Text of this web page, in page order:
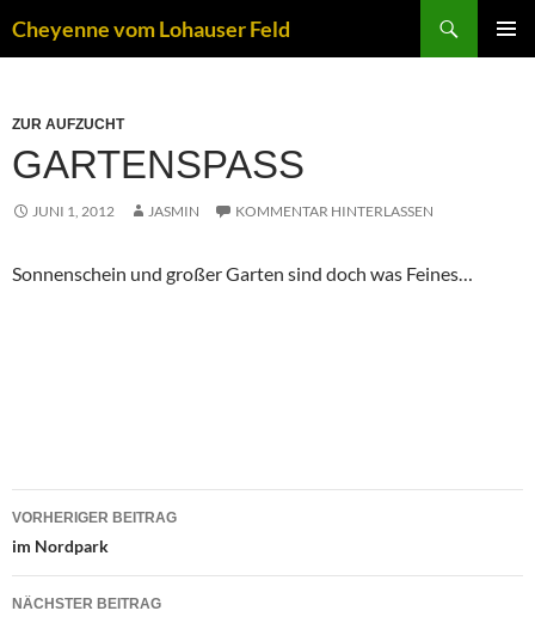
Inhalt
Cheyenne vom Lohauser Feld
ZUR AUFZUCHT
GARTENSPASS
JUNI 1, 2012 JASMIN KOMMENTAR HINTERLASSEN
Sonnenschein und großer Garten sind doch was Feines…
Beitragsnavigation
VORHERIGER BEITRAG
im Nordpark
NÄCHSTER BEITRAG